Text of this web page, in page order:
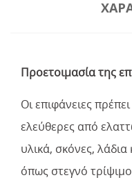
Προετοιμασία της
Οι επιφάνειες
ελεύθερες από
υλικά, σκόνες,
όπως στεγνό